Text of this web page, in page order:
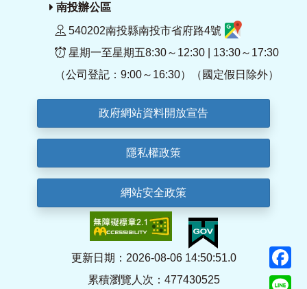
南投辦公區
540202南投縣南投市省府路4號
星期一至星期五8:30～12:30 | 13:30～17:30
（公司登記：9:00～16:30）（國定假日除外）
政府網站資料開放宣告
隱私權政策
網站安全政策
更新日期：2026-08-06 14:50:51.0
累積瀏覽人次：477430525